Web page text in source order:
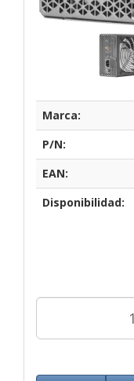
Marca:
P/N:
EAN:
Disponibilidad: